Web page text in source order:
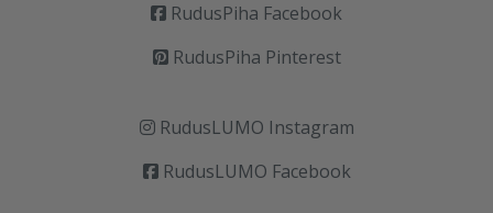
RudusPiha Facebook
RudusPiha Pinterest
RudusLUMO Instagram
RudusLUMO Facebook